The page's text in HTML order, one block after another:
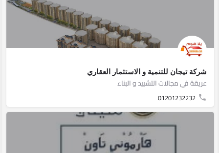
شركة تيجان للتنمية و الاستثمار العقاري
عريقة في مجالات التشييد و البناء
01201232232